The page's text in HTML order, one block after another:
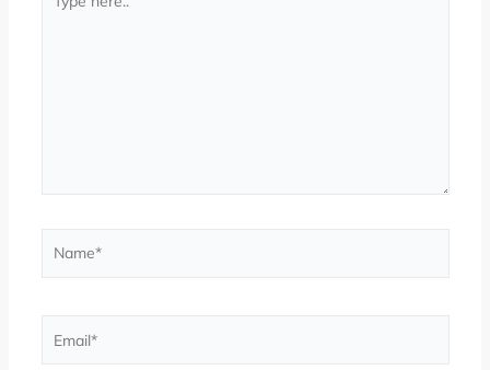
here..